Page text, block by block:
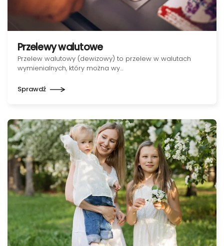
Przelewy walutowe
Przelew walutowy (dewizowy) to przelew w walutach
wymienialnych, który można wy…
Sprawdź